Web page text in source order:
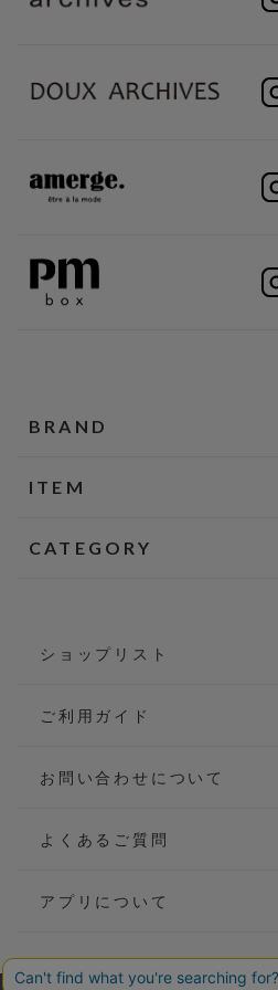
BRAND
ITEM
CATEGORY
ショップリスト
ご利用ガイド
お問い合わせについて
よくあるご質問
アプリについて